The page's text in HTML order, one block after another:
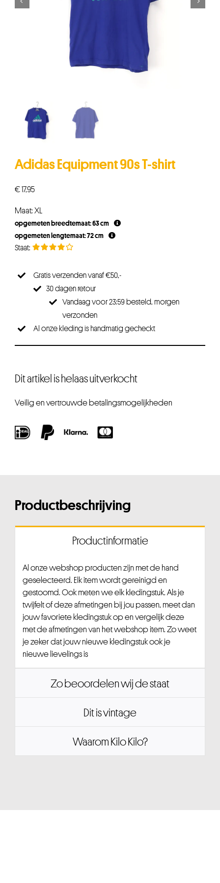
Adidas Equipment 90s T-shirt
€17,95
Maat: XL
opgemeten breedtemaat: 63 cm
opgemeten lengtemaat: 72 cm
Gratis verzenden vanaf €50,-
30 dagen retour
Vandaag voor 23:59 besteld, morgen
verzonden
Al onze kleding is handmatig gecheckt
Dit artikel is helaas uitverkocht
Veilig en vertrouwde betalingsmogelijkheden
Productbeschrijving
Productinformatie
Al onze webshop producten zijn met de hand
geselecteerd. Elk item wordt gereinigd en
gestoomd. Ook meten we elk kledingstuk. Als je
twijfelt of deze afmetingen bij jou passen, meet dan
jouw favoriete kledingstuk op en vergelijk deze
met de afmetingen van het webshop item. Zo weet
je zeker dat jouw nieuwe kledingstuk ook je
nieuwe lievelings is
Zo beoordelen wij de staat
Dit is vintage
Waarom Kilo Kilo?